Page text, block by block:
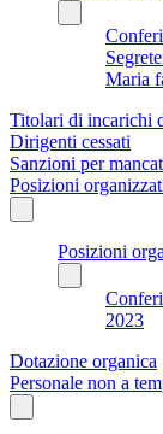
Maria
Titolari di incarichi
Dirigenti cessati
Sanzioni per
Posizioni
Posizioni
2023
Dotazione organica
Personale non a